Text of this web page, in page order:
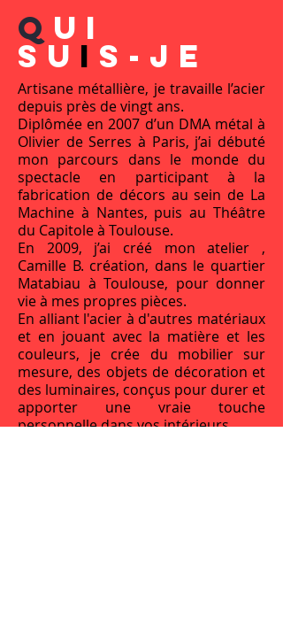
Q ui
su i s- j e
Artisane métallière, je travaille l’acier
depuis près de vingt ans.
Diplômée en 2007 d’un DMA métal à
Olivier de Serres à Paris, j’ai débuté
mon parcours dans le monde du
spectacle en participant à la
fabrication de décors au sein de La
Machine à Nantes, puis au Théâtre
du Capitole à Toulouse.
En 2009, j’ai créé mon atelier ,
Camille B. création, dans le quartier
Matabiau à Toulouse, pour donner
vie à mes propres pièces.
En alliant l'acier à d'autres matériaux
et en jouant avec la matière et les
couleurs, je crée du mobilier sur
mesure, des objets de décoration et
des luminaires, conçus pour durer et
apporter une vraie touche
personnelle dans vos intérieurs.